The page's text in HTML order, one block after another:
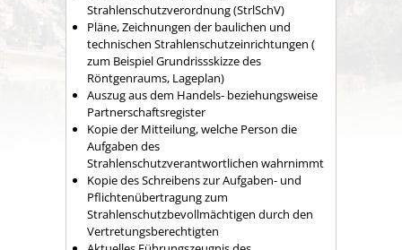
Strahlenschutzverordnung (StrlSchV)
Pläne, Zeichnungen der baulichen und
technischen Strahlenschutzeinrichtungen (
zum Beispiel Grundrissskizze des
Röntgenraums, Lageplan)
Auszug aus dem Handels- beziehungsweise
Partnerschaftsregister
Kopie der Mitteilung, welche Person die
Aufgaben des
Strahlenschutzverantwortlichen wahrnimmt
Kopie des Schreibens zur Aufgaben- und
Pflichtenübertragung zum
Strahlenschutzbevollmächtigen durch den
Vertretungsberechtigten